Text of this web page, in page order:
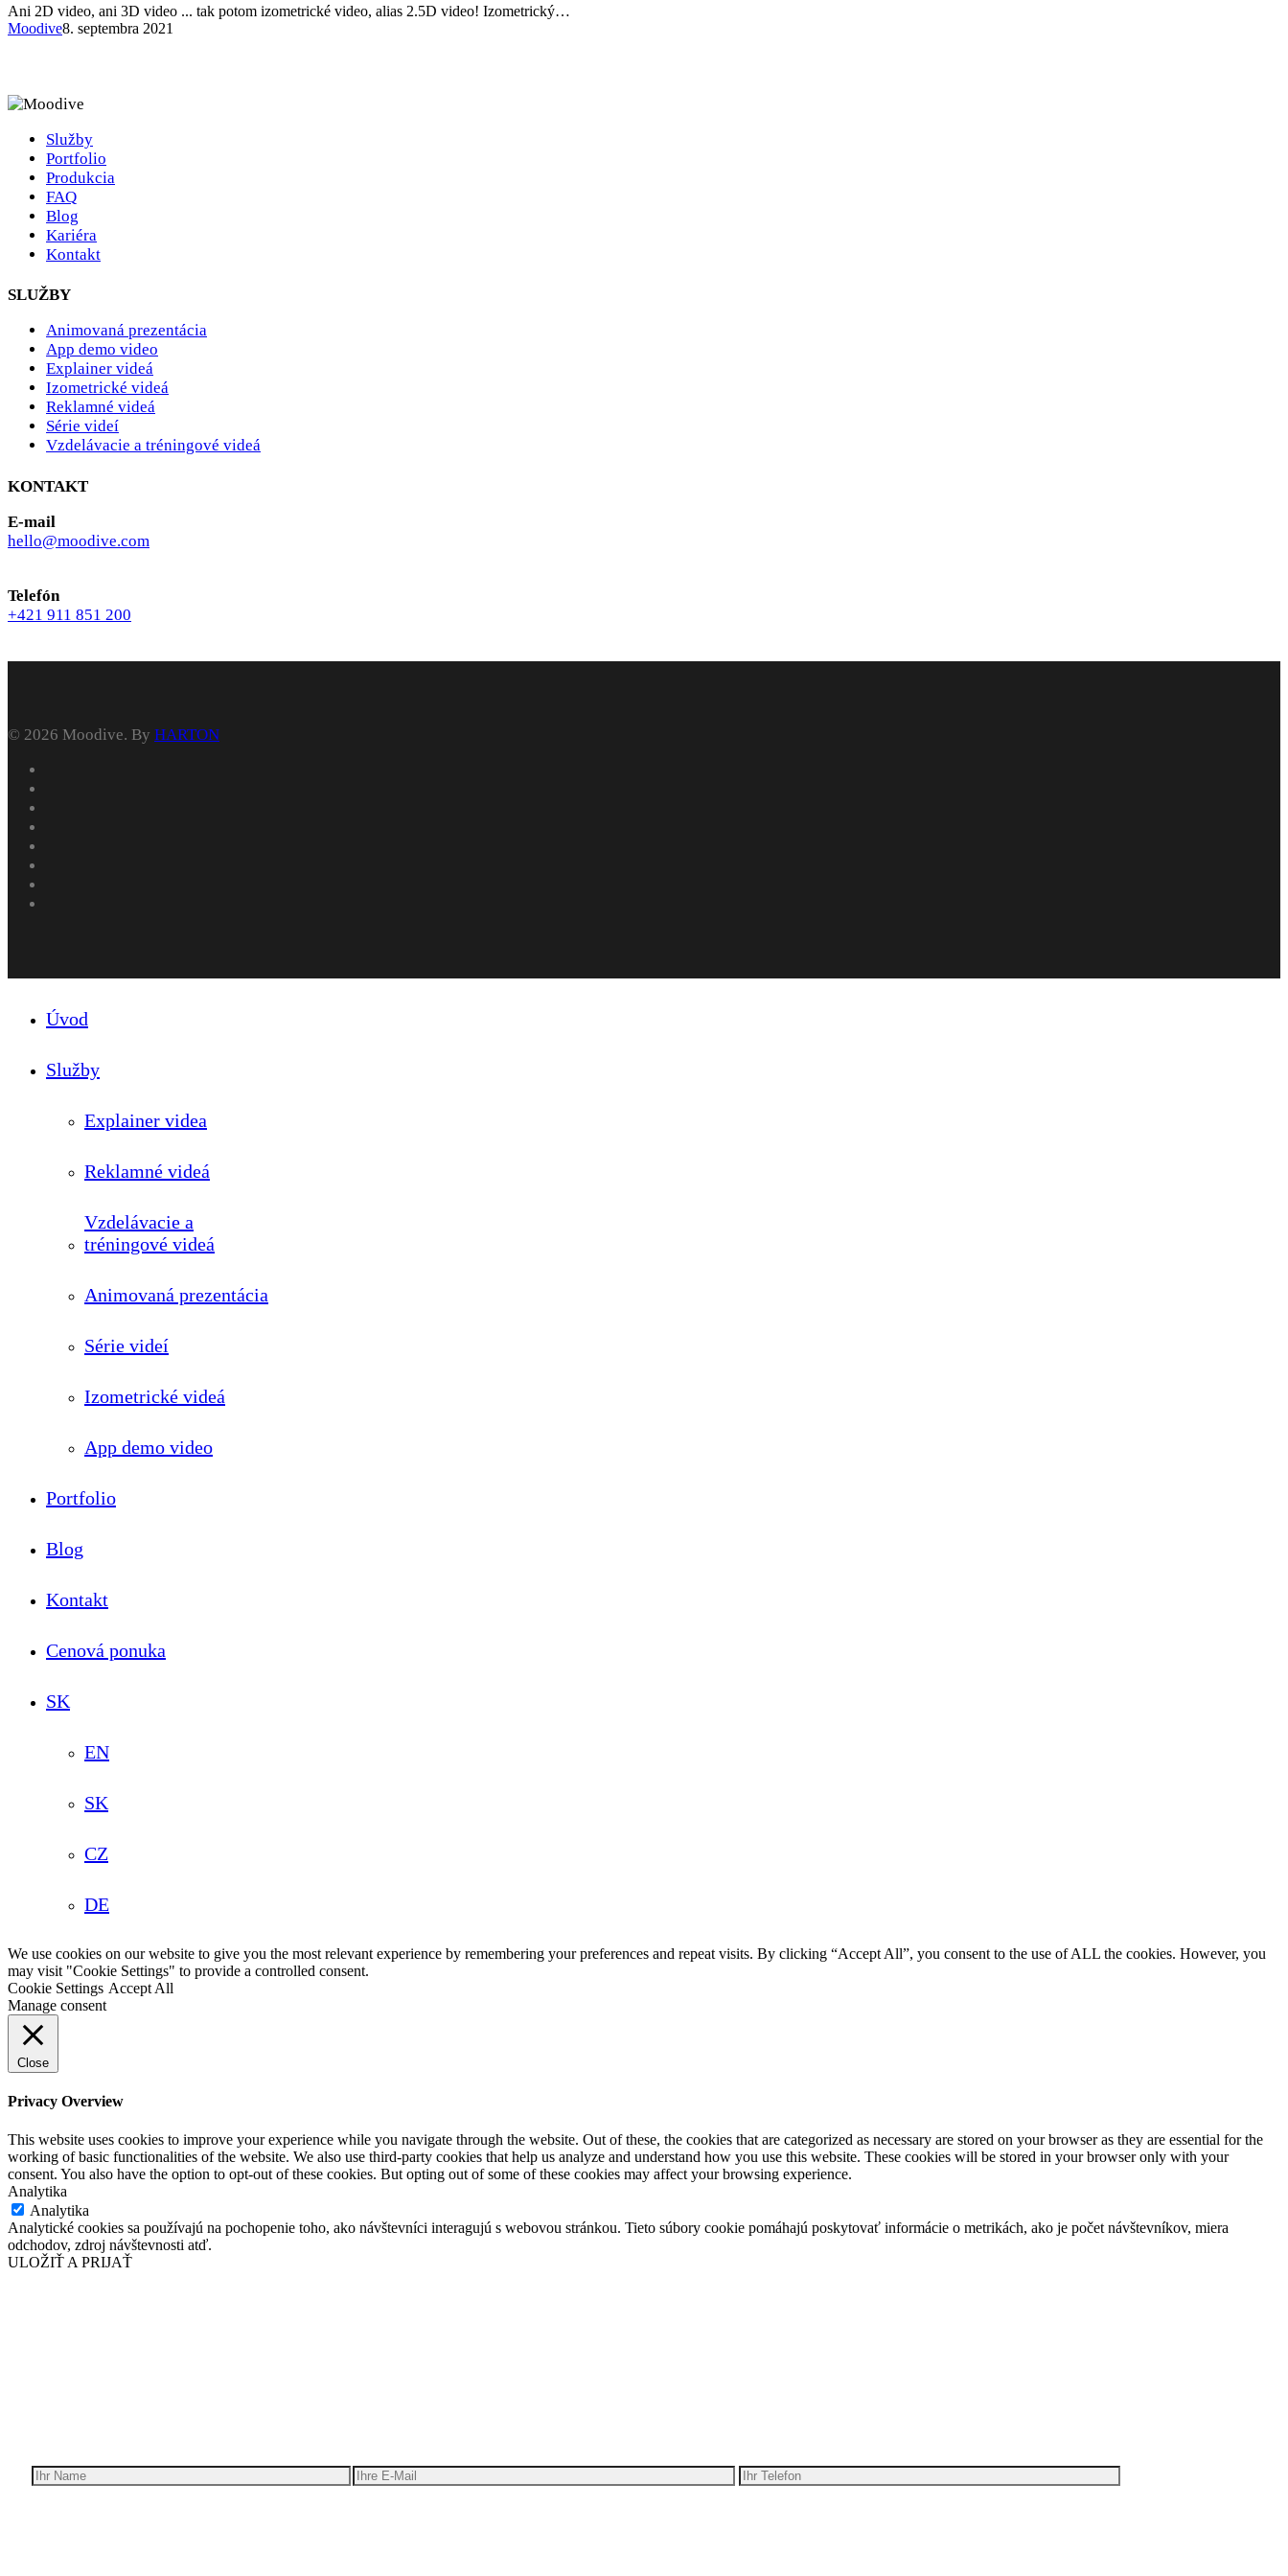
Ani 2D video, ani 3D video ... tak potom izometrické video, alias 2.5D video! Izometrický…
Moodive8. septembra 2021
Služby
Portfolio
Produkcia
FAQ
Blog
Kariéra
Kontakt
SLUŽBY
Animovaná prezentácia
App demo video
Explainer videá
Izometrické videá
Reklamné videá
Série videí
Vzdelávacie a tréningové videá
KONTAKT
E-mail
hello@moodive.com
Telefón
+421 911 851 200
© 2026 Moodive. By HARTON
Menu
Úvod
Služby
Explainer videa
Reklamné videá
Vzdelávacie a
tréningové videá
Animovaná prezentácia
Série videí
Izometrické videá
App demo video
Portfolio
Blog
Kontakt
Cenová ponuka
SK
EN
SK
CZ
DE
We use cookies on our website to give you the most relevant experience by remembering your preferences and repeat visits. By clicking “Accept All”, you consent to the use of ALL the cookies. However, you
may visit "Cookie Settings" to provide a controlled consent.
Cookie Settings Accept All
Manage consent
Close
Privacy Overview
This website uses cookies to improve your experience while you navigate through the website. Out of these, the cookies that are categorized as necessary are stored on your browser as they are essential for the
working of basic functionalities of the website. We also use third-party cookies that help us analyze and understand how you use this website. These cookies will be stored in your browser only with your
consent. You also have the option to opt-out of these cookies. But opting out of some of these cookies may affect your browsing experience.
Analytika
Analytika
Analytické cookies sa používajú na pochopenie toho, ako návštevníci interagujú s webovou stránkou. Tieto súbory cookie pomáhajú poskytovať informácie o metrikách, ako je počet návštevníkov, miera
odchodov, zdroj návštevnosti atď.
ULOŽIŤ A PRIJAŤ